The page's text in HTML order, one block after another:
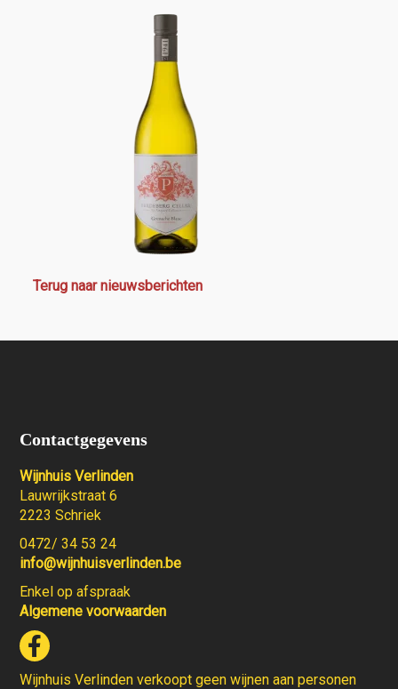
Terug naar nieuwsberichten
Contactgegevens
Wijnhuis Verlinden
Lauwrijkstraat 6
2223 Schriek
0472/ 34 53 24
info@wijnhuisverlinden.be
Enkel op afspraak
Algemene voorwaarden
Wijnhuis Verlinden verkoopt geen wijnen aan personen